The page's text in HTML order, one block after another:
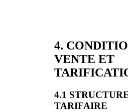
4.
VENTE ET
4.1
TARIFAIRE